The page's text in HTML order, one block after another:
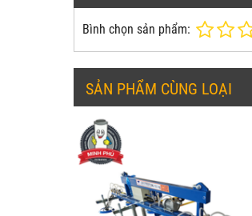
Bình chọn sản phẩm:
SẢN PHẨM CÙNG LOẠI